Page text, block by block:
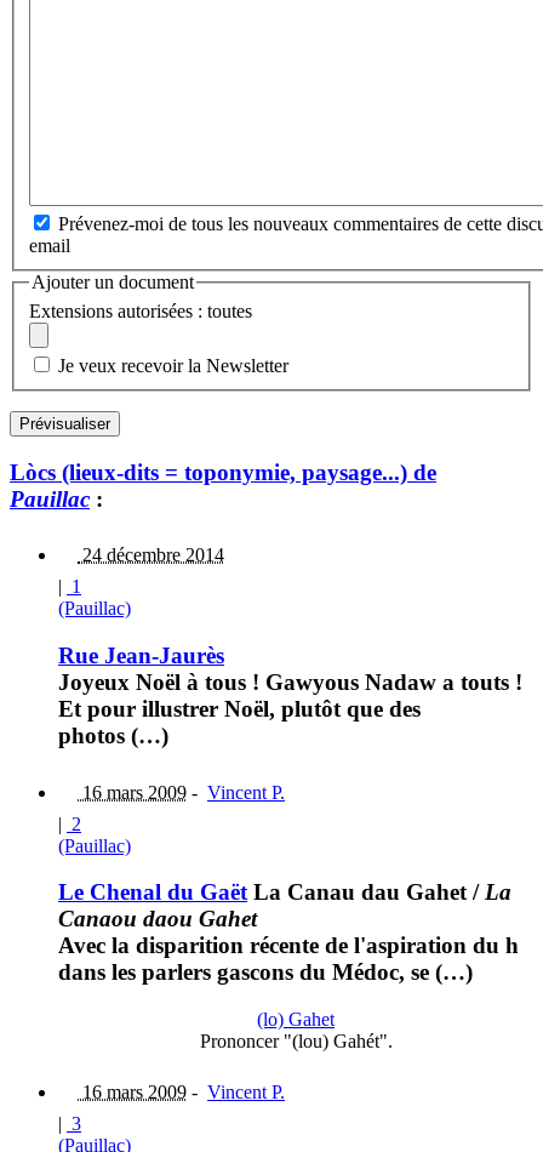
Prévenez-moi de tous les nouveaux commentaires de cette
email
Ajouter un document
Extensions autorisées : toutes
Je veux recevoir la Newsletter
Lòcs (lieux-dits = toponymie, paysage...) de
Pauillac :
24 décembre 2014
| 1
(Pauillac)
Rue Jean-Jaurès
Joyeux Noël à tous ! Gawyous Nadaw a touts !
Et pour illustrer Noël, plutôt que des
photos (…)
16 mars 2009 - Vincent P.
| 2
(Pauillac)
Le Chenal du GaëtLa Canau dau Gahet/La
Canaou daou Gahet
Avec la disparition récente de l'aspiration du h
dans les parlers gascons du Médoc, se (…)
(lo) Gahet
Prononcer "(lou) Gahét".
16 mars 2009 - Vincent P.
| 3
(Pauillac)